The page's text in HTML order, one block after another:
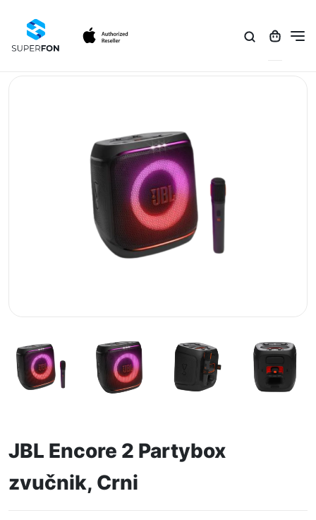
JBL Encore 2 Partybox
zvučnik, Crni